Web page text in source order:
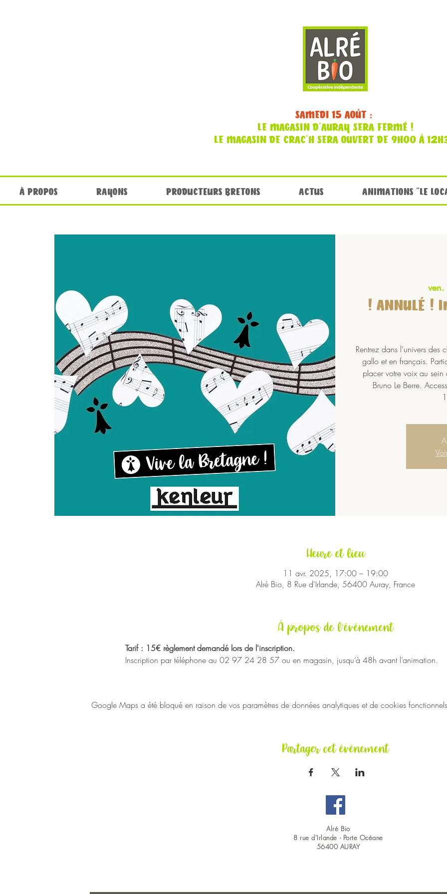
SAMEDI 15 AOÛT :
LE MAGASIN D'AURAY SERA FERMÉ !
LE MAGASIN DE CRAC'H SERA OUVERT DE 9H00 À
À PROPOS RAYONS PRODUCTEURS BRETONS ACTUS ANIMATIONS "LE
! ANNULÉ
Rentrez dans l’univers
gallo et en français.
placer votre voix au
Bruno Le Berre.
Heure et lieu
11 avr. 2025, 17:00 – 19:00
Alré Bio, 8 Rue d'Irlande, 56400 Auray, France
À propos de l'événement
Tarif : 15€ règlement demandé lors de l'inscription.
Inscription par téléphone au 02 97 24 28 57 ou en magasin, jusqu’à 48h avant l’animation.
Google Maps a été bloqué en raison de vos paramètres de données analytiques et de cookies
Partager cet événement
Alré Bio
8 rue d'Irlande - Porte Océane
56400 AURAY